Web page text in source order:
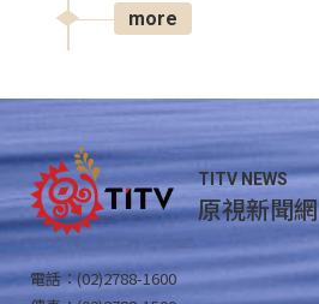
more
TITV NEWS
原視新聞網
電話：(02)2788-1600